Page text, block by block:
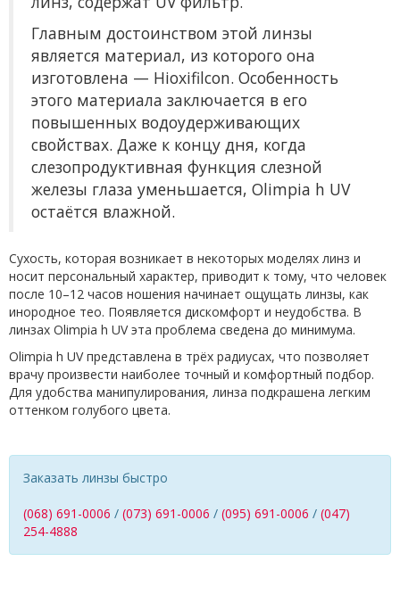
Главным достоинством этой линзы
является материал, из которого она
изготовлена — Hioxifilcon. Особенность
этого материала заключается в его
повышенных водоудерживающих
свойствах. Даже к концу дня, когда
слезопродуктивная функция слезной
железы глаза уменьшается, Olimpia h UV
остаётся влажной.
Сухость, которая возникает в некоторых моделях линз и
носит персональный характер, приводит к тому, что человек
после 10–12 часов ношения начинает ощущать линзы, как
инородное тео. Появляется дискомфорт и неудобства. В
линзах Olimpia h UV эта проблема сведена до минимума.
Olimpia h UV представлена в трёх радиусах, что позволяет
врачу произвести наиболее точный и комфортный подбор.
Для удобства манипулирования, линза подкрашена легким
оттенком голубого цвета.
Заказать линзы быстро
(068) 691-0006 / (073) 691-0006 / (095) 691-0006 / (047)
254-4888